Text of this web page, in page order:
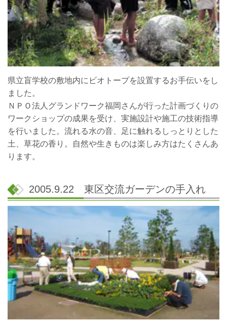
県立盲学校の敷地内にビオトープを設置するお手伝いをし
ました。
ＮＰＯ法人グランドワーク福岡さんが行った計画づくりの
ワークショップの成果を受け、実施設計や施工の技術指導
を行いました。流れる水の音、足に触れるしっとりとした
土、草花の香り。自然や生きものは楽しみ方はたくさんあ
ります。
2005.9.22 東区交流ガーデンの手入れ